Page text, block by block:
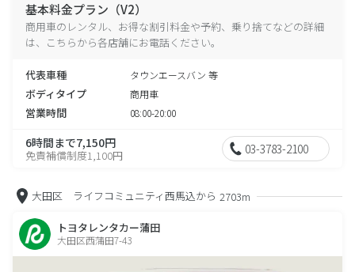
基本料金プラン（V2）
商用車のレンタル、お得な割引料金や予約、乗り捨てなどの詳細
は、こちらから各店舗にお電話ください。
代表車種 タウンエースバン 等
ボディタイプ 商用車
営業時間 08:00-20:00
6時間まで7,150円
免責補償制度1,100円 03-3783-2100
大田区 ライフコミュニティ西馬込から 2703m
トヨタレンタカー蒲田
大田区西蒲田7-43